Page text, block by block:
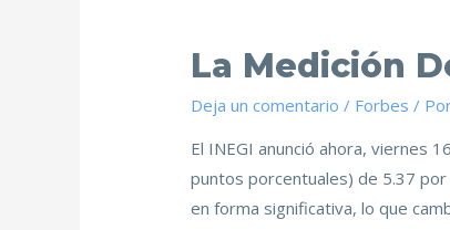
La Medición
Deja un comentario / Forbes /
El INEGI anunció ahora, viernes
puntos porcentuales) de 5.37
en forma significativa, lo que